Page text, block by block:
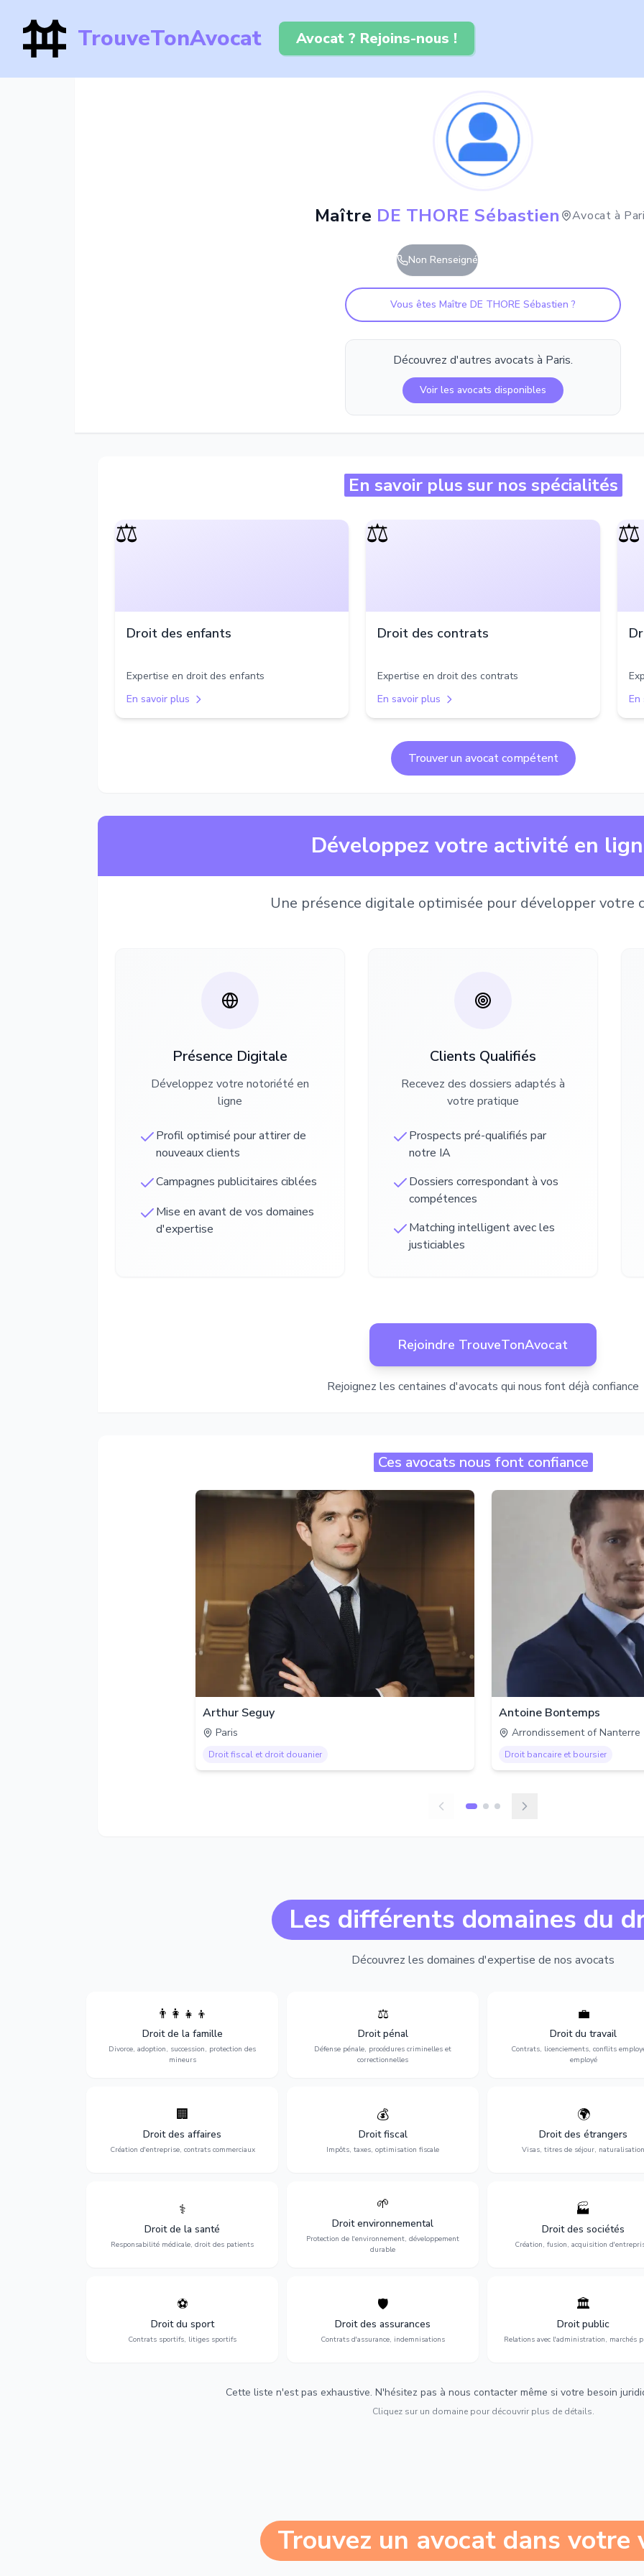
TrouveTonAvocat Avocat ? Rejoins-nous !
Maître DE THORE Sébastien Avocat à
Non Renseigné
Vous êtes Maître DE THORE Sébastien ?
Découvrez d'autres avocats à Paris.
Voir les avocats disponibles
En savoir plus sur nos spécialités
⚖️
Droit des enfants
Expertise en droit des enfants
En savoir plus
⚖️
Droit des contrats
Expertise en droit des contrats
En savoir plus
⚖️
En
Trouver un avocat compétent
Développez votre activité en
Une présence digitale optimisée pour développer votre
Présence Digitale
Développez votre notoriété en
ligne
Profil optimisé pour attirer de
nouveaux clients
Campagnes publicitaires ciblées
Mise en avant de vos domaines
d'expertise
Clients Qualifiés
Recevez des dossiers adaptés à
votre pratique
Prospects pré-qualifiés par
notre IA
Dossiers correspondant à vos
compétences
Matching intelligent avec les
justiciables
Rejoindre TrouveTonAvocat
Rejoignez les centaines d'avocats qui nous font déjà confiance
Ces avocats nous font confiance
Arthur Seguy
Paris
Droit fiscal et droit douanier
Antoine Bontemps
Arrondissement of Nanterre
Droit bancaire et boursier
Les différents domaines du
Découvrez les domaines d'expertise de nos avocats
👨‍👩‍👧‍👦
Droit de la famille
Divorce, adoption, succession, protection des
mineurs
succession et protection des personnes
vulnérables.
⚖️
Droit pénal
Défense pénale, procédures criminelles et
correctionnelles
Expertise en matière pénale, de
l'assistance en garde à vue jusqu'au
procès, pour toute affaire correctionnelle
ou criminelle.
💼
Droit du travail
Contrats, licenciements, conflits
employé
Protection de vos droits au
contrats, licenciements,
discrimination et conflits avec
l'employeur.
🏢
Droit des affaires
Création d'entreprise, contrats commerciaux
Accompagnement complet pour votre
entreprise : création, contrats
commerciaux, concurrence et litiges.
💰
Droit fiscal
Impôts, taxes, optimisation fiscale
Optimisation de votre situation fiscale :
déclarations, contentieux, contrôles
fiscaux et planification.
🌍
Droit des étrangers
Visas, titres de séjour, naturalisation
Obtention de vos droits de séjour :
cartes de séjour, regroupement
naturalisation.
⚕️
Droit de la santé
Responsabilité médicale, droit des patients
Défense de vos droits médicaux : erreurs
médicales, responsabilité des praticiens
et indemnisation.
🌱
Droit environnemental
Protection de l'environnement, développement
durable
environnementale, litiges et
développement durable.
🏭
Droit des sociétés
Création, fusion, acquisition
Structuration de votre société :
fusion-acquisition,
restructuration.
⚽
Droit du sport
Contrats sportifs, litiges sportifs
Expertise en droit sportif : contrats de
sportifs, transferts, sponsoring et
contentieux.
🛡️
Droit des assurances
Contrats d'assurance, indemnisations
Défense de vos intérêts : contrats
d'assurance, sinistres et indemnisations
optimales.
🏛️
Droit public
Relations avec l'administration, marchés
Gestion de vos relations avec
l'administration : marchés
urbanisme et contentieux.
Cette liste n'est pas exhaustive. N'hésitez pas à nous contacter même si votre besoin
Cliquez sur un domaine pour découvrir plus de détails.
Trouvez un avocat dans votre